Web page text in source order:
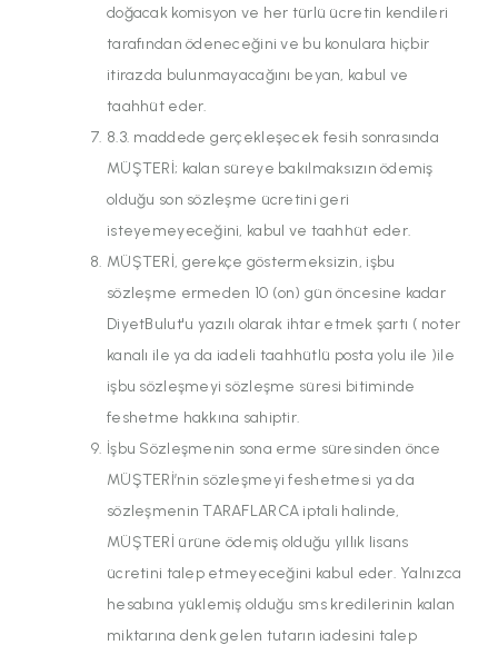
doğacak komisyon ve her türlü ücretin kendileri
tarafından ödeneceğini ve bu konulara hiçbir
itirazda bulunmayacağını beyan, kabul ve
taahhüt eder.
8.3. maddede gerçekleşecek fesih sonrasında
MÜŞTERİ; kalan süreye bakılmaksızın ödemiş
olduğu son sözleşme ücretini geri
isteyemeyeceğini, kabul ve taahhüt eder.
MÜŞTERİ, gerekçe göstermeksizin, işbu
sözleşme ermeden 10 (on) gün öncesine kadar
DiyetBulut'u yazılı olarak ihtar etmek şartı ( noter
kanalı ile ya da iadeli taahhütlü posta yolu ile )ile
işbu sözleşmeyi sözleşme süresi bitiminde
feshetme hakkına sahiptir.
İşbu Sözleşmenin sona erme süresinden önce
MÜŞTERİ’nin sözleşmeyi feshetmesi ya da
sözleşmenin TARAFLARCA iptali halinde,
MÜŞTERİ ürüne ödemiş olduğu yıllık lisans
ücretini talep etmeyeceğini kabul eder. Yalnızca
hesabına yüklemiş olduğu sms kredilerinin kalan
miktarına denk gelen tutarın iadesini talep